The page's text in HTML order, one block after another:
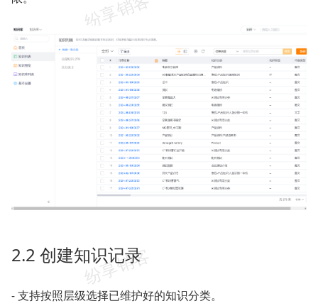
2.2 创建知识记录
- 支持按照层级选择已维护好的知识分类。